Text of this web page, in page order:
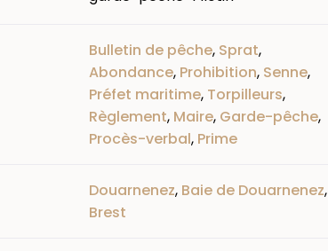
Bulletin de pêche, Sprat,
Abondance, Prohibition, Senne,
Préfet maritime, Torpilleurs,
Règlement, Maire, Garde-pêche,
Procès-verbal, Prime
Douarnenez, Baie de Douarnenez,
Brest